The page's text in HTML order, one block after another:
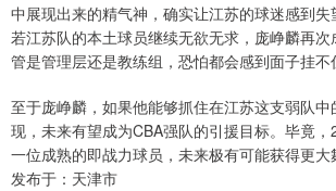
中展现出来的精气神，确实让江苏的球迷感到失
若江苏队的本土球员继续无欲无求，庞峥麟再
管是管理层还是教练组，恐怕都会感到面子挂不
至于庞峥麟，如果他能够抓住在江苏这支弱队
现，未来有望成为CBA强队的引援目标。毕竟
一位成熟的即战力球员，未来极有可能获得更大
发布于：天津市